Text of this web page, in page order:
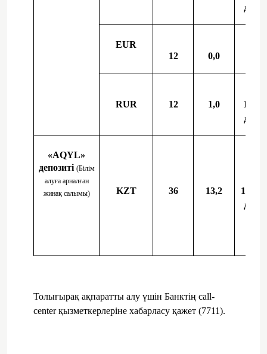
дейін
EUR
12
0,0
RUR 12 1,0
1,0-ге
дейін
«AQYL»
депозиті (Білім
алуға арналған
жинақ салымы)
KZT 36 13,2
14,0-
дейін
Толығырақ ақпаратты алу үшін Банктің call-
center қызметкерлеріне хабарласу қажет (7711).